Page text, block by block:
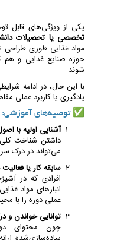
یکی از ویژگی‌های قابل
تخصصی یا تحصیلات
مواد غذایی طوری طراحی
حوزه صنایع غذایی و هم
شوند.
با این حال، در ادامه
یادگیری یا کاربرد عملی
✅ توصیه‌های آموزشی:
آشنایی اولیه با
داشتن شناخت
می‌تواند در درک
سابقه کار یا
افرادی که در
انبارهای مواد
عملی دوره را با
توانایی خواندن و
چون محتوای